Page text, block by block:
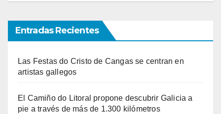
Entradas Recientes
Las Festas do Cristo de Cangas se centran en
artistas gallegos
El Camiño do Litoral propone descubrir Galicia a
pie a través de más de 1.300 kilómetros